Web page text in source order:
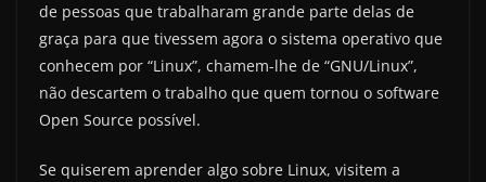
de pessoas que trabalharam grande parte delas de
graça para que tivessem agora o sistema operativo que
conhecem por “Linux”, chamem-lhe de “GNU/Linux”,
não descartem o trabalho que quem tornou o software
Open Source possível.
Se quiserem aprender algo sobre Linux, visitem a